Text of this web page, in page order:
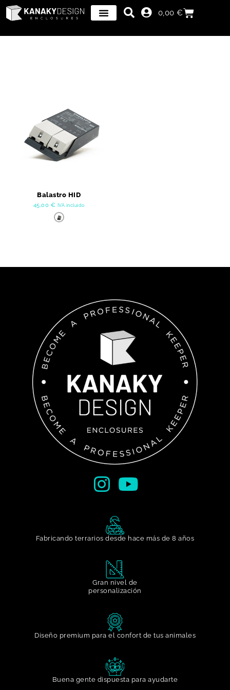
0,00€
Balastro HID
45,00 € IVA incluido
Fabricando terrarios desde hace más de 8 años
Gran nivel de
personalización​
Diseño premium para el confort de tus animales
Buena gente dispuesta para ayudarte​